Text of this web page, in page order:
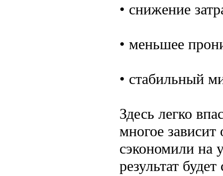
• снижение
• меньшее
• стабильный
Здесь легко
многое зависит
сэкономили на
результат